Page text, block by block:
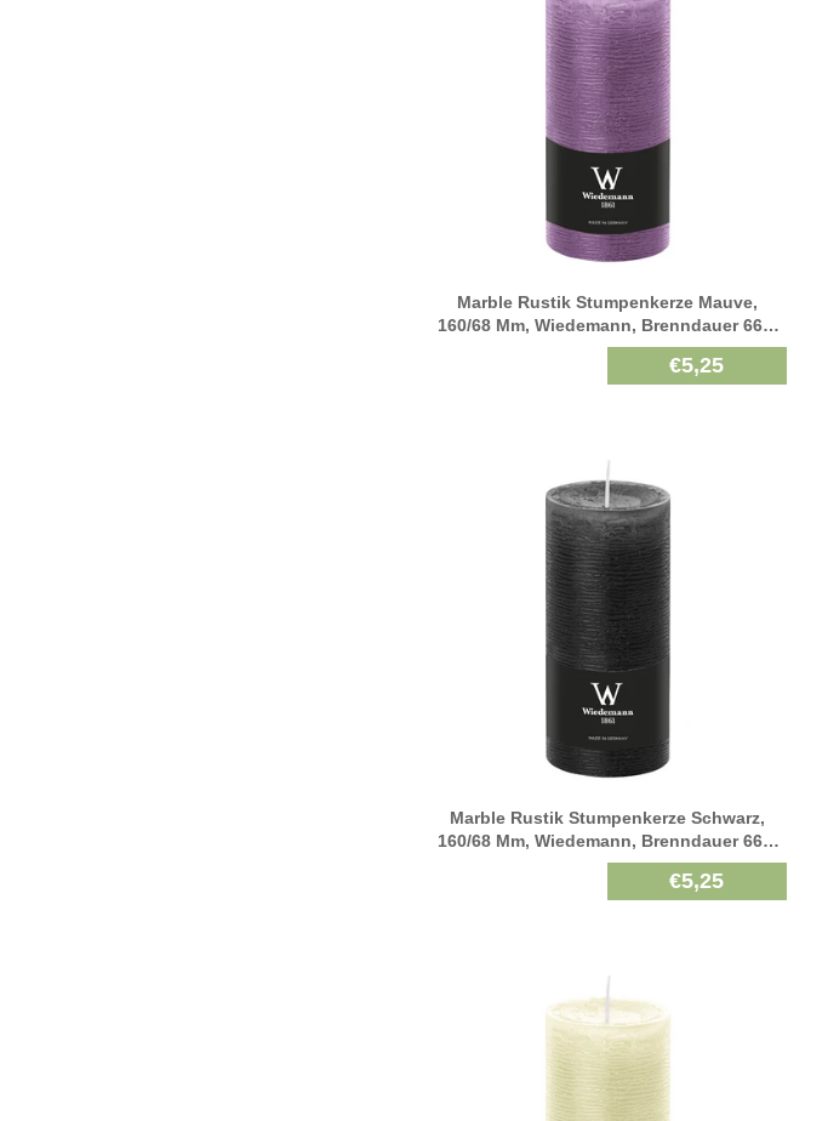
Marble Rustik Stumpenkerze Mauve,
160/68 Mm, Wiedemann, Brenndauer 66h,
Durchgefärbt
€5,25
Marble Rustik Stumpenkerze Schwarz,
160/68 Mm, Wiedemann, Brenndauer 66h,
Durchgefärbt
€5,25